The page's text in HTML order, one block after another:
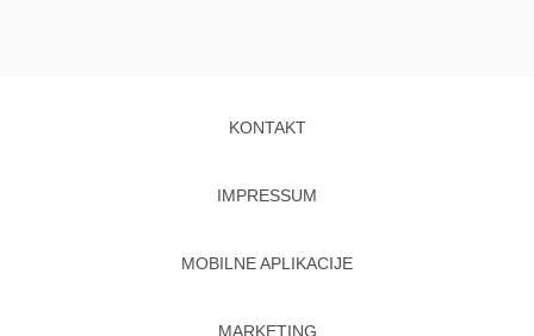
KONTAKT
IMPRESSUM
MOBILNE APLIKACIJE
MARKETING